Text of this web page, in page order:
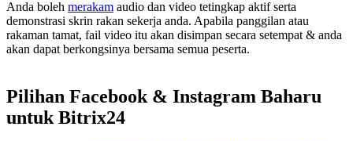
Anda boleh merakam audio dan video tetingkap aktif serta
demonstrasi skrin rakan sekerja anda. Apabila panggilan atau
rakaman tamat, fail video itu akan disimpan secara setempat & anda
akan dapat berkongsinya bersama semua peserta.
Pilihan Facebook & Instagram Baharu
untuk Bitrix24